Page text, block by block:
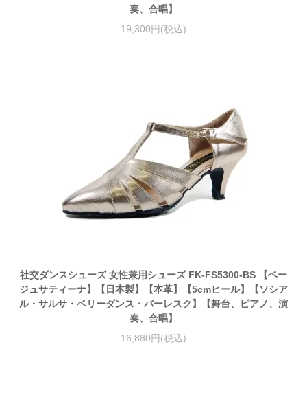
奏、合唱】
19,300円(税込)
社交ダンスシューズ 女性兼用シューズ FK-FS5300-BS 【ベー
ジュサティーナ】【日本製】【本革】【5cmヒール】【ソシア
ル・サルサ・ベリーダンス・バーレスク】【舞台、ピアノ、演
奏、合唱】
16,880円(税込)